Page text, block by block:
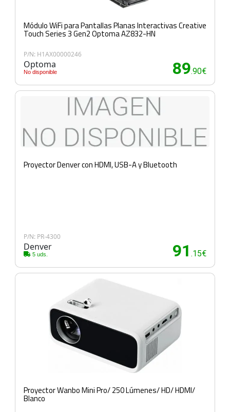
Módulo WiFi para Pantallas Planas Interactivas Creative
Touch Series 3 Gen2 Optoma AZ832-HN
P/N: H1AX00000246
Optoma
No disponible 89.90€
Proyector Denver con HDMI, USB-A y Bluetooth
P/N: PR-4300
Denver
5 uds. 91 .15€
Proyector Wanbo Mini Pro/ 250 Lúmenes/ HD/ HDMI/
Blanco